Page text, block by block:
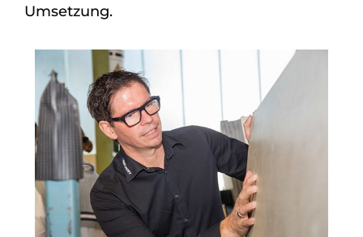
Umsetzung.